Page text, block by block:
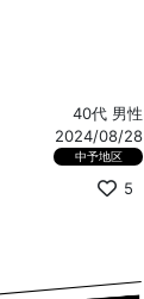
40代 男性
2024/08/28
中予地区
5